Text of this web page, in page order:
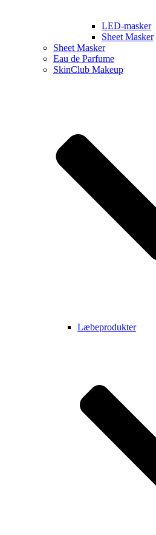
LED-masker
Sheet Masker
Sheet Masker
Eau de Parfume
SkinClub Makeup
Læbeprodukter